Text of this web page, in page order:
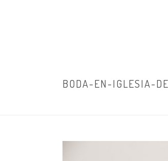
BODA-EN-IGLESIA-